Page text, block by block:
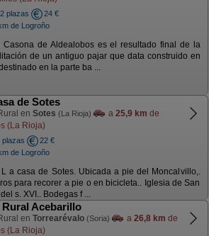
plazas
24 €
de Logroño
Casona de Aldealobos es el resultado final de la
de un antiguo pajar que data construido en
en la parte ba ...
de Sotes
en Sotes (La Rioja) a 25,9 km de
(La Rioja)
plazas
22 €
de Logroño
L a casa de Sotes. Ubicada a pie del Moncalvillo,.
para recorer a pie o en bicicleta.. Iglesia de San
s. XVI.. Bodegas f ...
Rural Acebarillo
en Torrearévalo (Soria) a 26,8 km de
(La Rioja)